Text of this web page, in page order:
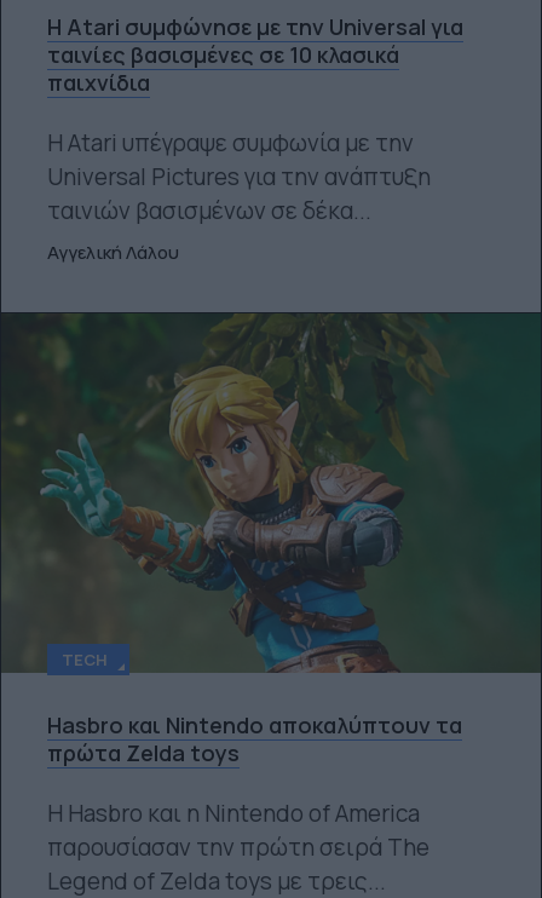
Η Atari συμφώνησε με την Universal για
ταινίες βασισμένες σε 10 κλασικά
παιχνίδια
Η Atari υπέγραψε συμφωνία με την
Universal Pictures για την ανάπτυξη
ταινιών βασισμένων σε δέκα...
Αγγελική Λάλου
TECH
Hasbro και Nintendo αποκαλύπτουν τα
πρώτα Zelda toys
Η Hasbro και η Nintendo of America
παρουσίασαν την πρώτη σειρά The
Legend of Zelda toys με τρεις...